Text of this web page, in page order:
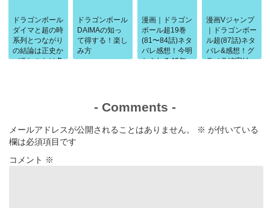
ドラゴンボール
ダイマと超の時
系列とつながり
の結論は正史か
パラレルかは条
ドラゴンボール
DAIMAの知っ
て得する！楽し
み方
漫画｜ドラゴン
ボール超19巻
(81〜84話)ネタ
バレ感想！今明
かされる40年
漫画Vジャンプ
｜ドラゴンボー
ル超(87話)ネタ
バレ&感想！グ
ラノラ編完結
- Comments -
メールアドレスが公開されることはありません。 ※ が付いている
欄は必須項目です
コメント ※